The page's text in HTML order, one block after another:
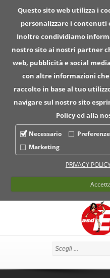
Questo sito web utilizza i
personalizzare i contenuti
Inoltre condividiamo
nostro sito ai nostri partner
web, pubblicità e social
con altre informazioni
raccolto in base al tuo
navigare sul nostro sito
Policy ed alla
Necessario Preferenze
Marketing
PRIVACY
Per